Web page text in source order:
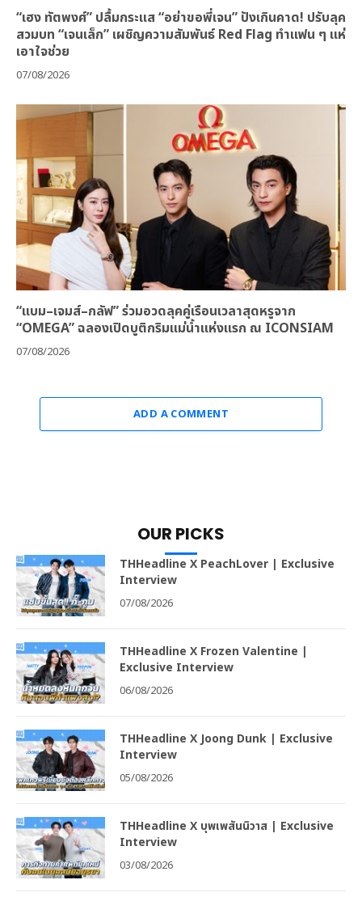
“เฮง ทัตพงศ์” ปลื้มกระแส “อย่าขอพี่เจน” ปังเกินคาด! ปรับลุค
สวมบท “เจนเล็ก” เผชิญความสัมพันธ์ Red Flag ทำแฟน ๆ แห่
เอาใจช่วย
07/08/2026
“แบม–เจมส์–กลัฟ” ร่วมอวดลุคคู่เรือนเวลาสุดหรูจาก
“OMEGA” ฉลองเปิดบูติกริมแม่น้ำแห่งแรก ณ ICONSIAM
07/08/2026
ADD A COMMENT
OUR PICKS
THHeadline X PeachLover | Exclusive
Interview
07/08/2026
THHeadline X Frozen Valentine |
Exclusive Interview
06/08/2026
THHeadline X Joong Dunk | Exclusive
Interview
05/08/2026
THHeadline X บุพเพสันนิวาส | Exclusive
Interview
03/08/2026